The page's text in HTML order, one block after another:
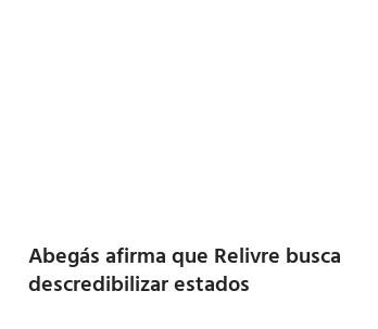
Abegás afirma que Relivre busca
descredibilizar estados